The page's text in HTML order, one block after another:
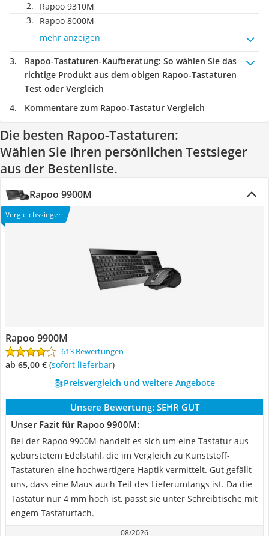
Rapoo 9310M
Rapoo 8000M
mehr anzeigen
Rapoo-Tastaturen-Kaufberatung: So wählen Sie das
richtige Produkt aus dem obigen Rapoo-Tastaturen
Test oder Vergleich
Kommentare zum Rapoo-Tastatur Vergleich
Die besten Rapoo-Tastaturen:
Wählen Sie Ihren persönlichen Testsieger
aus der Bestenliste.
Rapoo 9900M
Vergleichssieger
Rapoo 9900M
613 Bewertungen
ab 65,00 € ( Sofort lieferbar)
Preisvergleich und weitere Angebote
Unsere Bewertung: SEHR GUT
Unser Fazit für Rapoo 9900M:
Bei der Rapoo 9900M handelt es sich um eine Tastatur aus
gebürstetem Edelstahl, die im Vergleich zu Kunststoff-
Tastaturen eine hochwertigere Haptik vermittelt. Gut gefällt
uns, dass eine Maus auch Teil des Lieferumfangs ist. Da die
Tastatur nur 4 mm hoch ist, passt sie unter Schreibtische mit
engem Tastaturfach.
08/2026